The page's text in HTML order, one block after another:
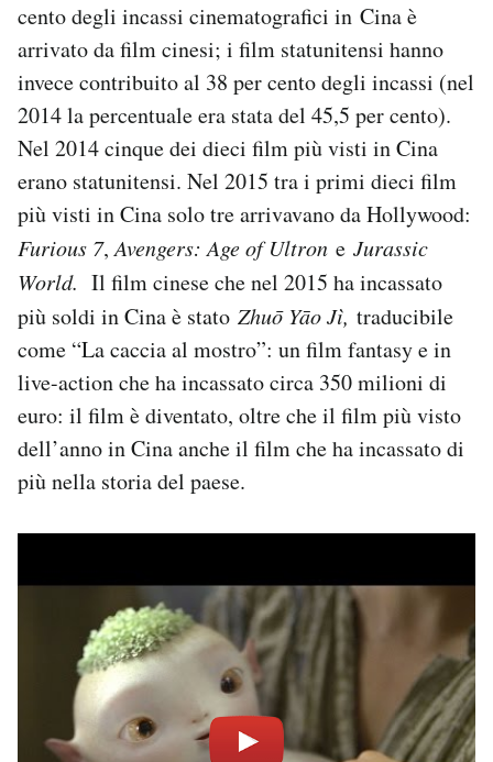
cento degli incassi cinematografici in Cina è
arrivato da film cinesi; i film statunitensi hanno
invece contribuito al 38 per cento degli incassi (nel
2014 la percentuale era stata del 45,5 per cento).
Nel 2014 cinque dei dieci film più visti in Cina
erano statunitensi. Nel 2015 tra i primi dieci film
più visti in Cina solo tre arrivavano da Hollywood:
Furious 7,Avengers: Age of Ultron e Jurassic
World. Il film cinese che nel 2015 ha incassato
più soldi in Cina è stato Zhuō Yāo Jì, traducibile
come “La caccia al mostro”: un film fantasy e in
live-action che ha incassato circa 350 milioni di
euro: il film è diventato, oltre che il film più visto
dell’anno in Cina anche il film che ha incassato di
più nella storia del paese.